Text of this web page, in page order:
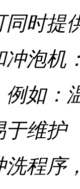
时提
泡机
如：
于维护
程序